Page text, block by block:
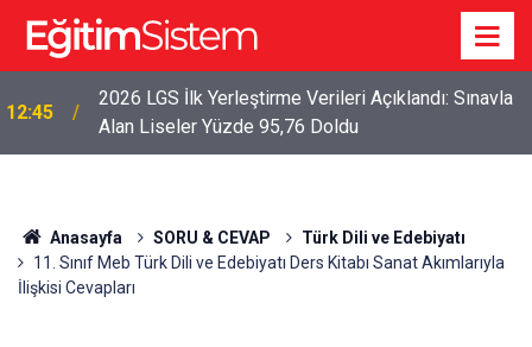
12:45
2026 LGS İlk Yerleştirme Verileri Açıklandı: Sınavla
Alan Liseler Yüzde 95,76 Doldu
Anasayfa SORU & CEVAP
Türk Dili ve Edebiyatı
11. Sınıf Meb Türk Dili ve Edebiyatı Ders Kitabı Sanat Akımlarıyla
İlişkisi Cevapları